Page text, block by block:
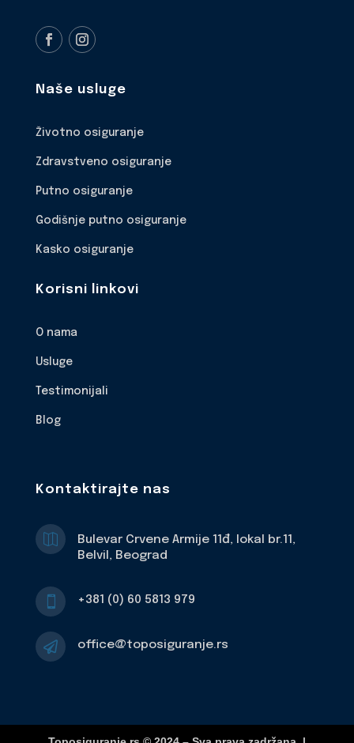
Naše usluge
Životno osiguranje
Zdravstveno osiguranje
Putno osiguranje
Godišnje putno osiguranje
Kasko osiguranje
Korisni linkovi
O nama
Usluge
Testimonijali
Blog
Kontaktirajte nas

Bulevar Crvene Armije 11đ, lokal br.11,
Belvil, Beograd
 +381 (0) 60 5813 979
 office@toposiguranje.rs